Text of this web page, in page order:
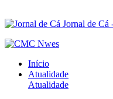
Jornal de Cá
Início
Atualidade
Atualidade